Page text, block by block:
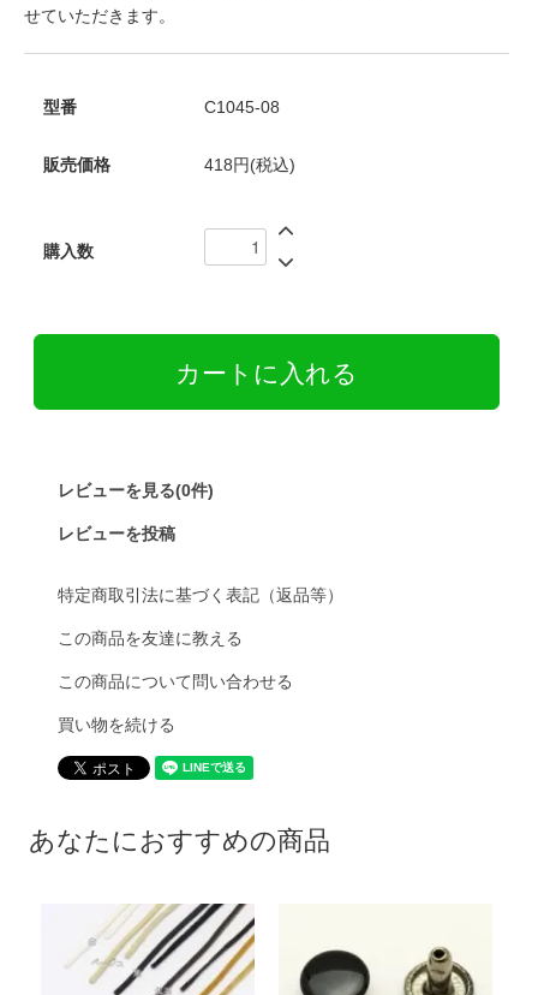
せていただきます。
型番 C1045-08
販売価格 418円(税込)
購入数
レビューを見る(0件)
レビューを投稿
特定商取引法に基づく表記（返品等）
この商品を友達に教える
この商品について問い合わせる
買い物を続ける
あなたにおすすめの商品